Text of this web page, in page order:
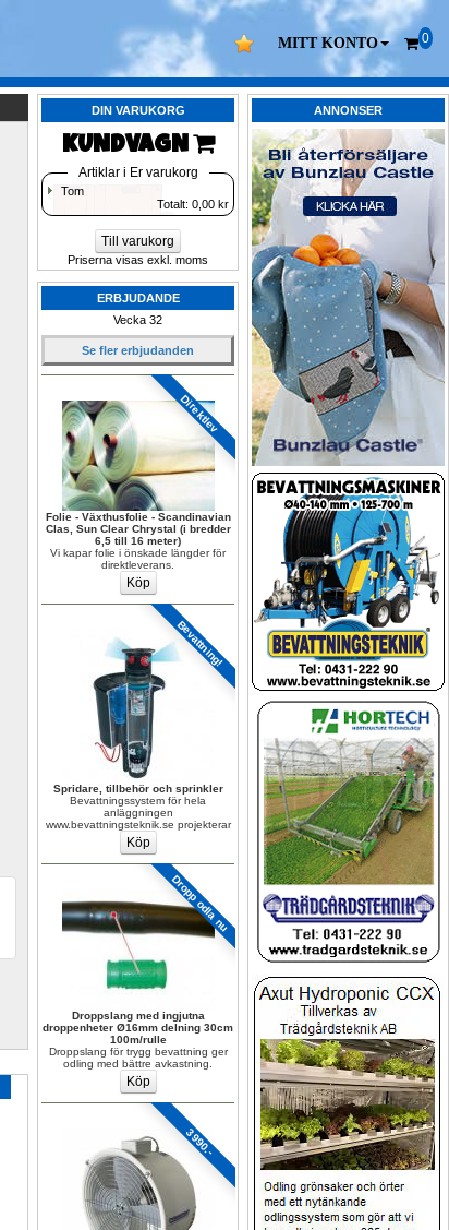
MITT KONTO 0
ANNONSER
DIN VARUKORG
KUNDVAGN
Artiklar i Er varukorg
Tom
Totalt: 0,00 kr
Till varukorg
Priserna visas exkl. moms
ERBJUDANDE
Vecka 32
Se fler erbjudanden
Direktlev
Folie - Växthusfolie - Scandinavian
Clas, Sun Clear Chrystal (i bredder
6,5 till 16 meter)
Vi kapar folie i önskade längder för
direktleverans.
Bevattning!
Spridare, tillbehör och sprinkler
Bevattningssystem för hela
anläggningen
www.bevattningsteknik.se projekterar
Dropp odla nu
Droppslang med ingjutna
droppenheter Ø16mm delning 30cm
100m/rulle
Droppslang för trygg bevattning ger
odling med bättre avkastning.
3990.-